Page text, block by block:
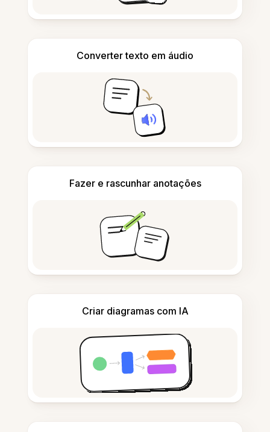
Converter texto em áudio
Fazer e rascunhar anotações
Criar diagramas com IA